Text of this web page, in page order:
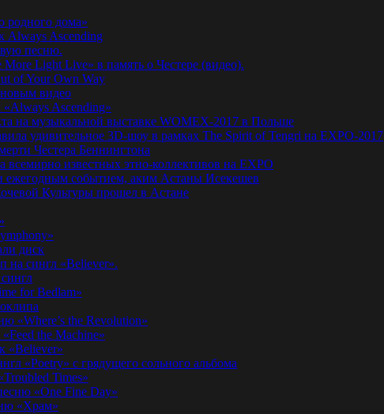
родного дома»
Always Ascending
песню.
Light Live» в память о Честере (видео).
of Your Own Way
видео
«Always Ascending»
на музыкальной выставке WOMEX-2017 в Польше
удивительное 3D-шоу в рамках The Spirit of Tengri на EXPO-2017
Честера Беннингтона
всемирно известных этно-коллективов на EXPO
ежегодным событием, аким Астаны Исекешев
Культуры прошел в Астане
диск
на сингл «Believer».
for Bedlam»
«Where’s the Revolution»
the Machine»
«Believer»
«Poetry» с грядущего сольного альбома
Times»
«One Fine Day»
«Храм»